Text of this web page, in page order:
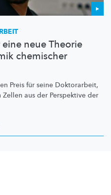
neue Theorie
chemischer
Preis für seine Doktorarbeit,
aus der Perspektive der